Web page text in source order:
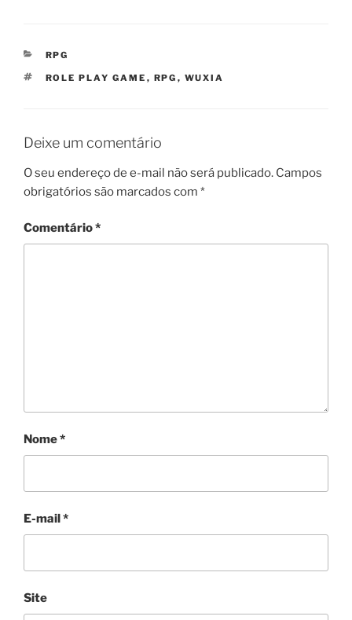
CATEGORIAS
RPG
TAGS
ROLE PLAY GAME , RPG , WUXIA
Deixe um comentário
O seu endereço de e-mail não será publicado. Campos
obrigatórios são marcados com *
Comentário*
Nome*
E-mail *
Site